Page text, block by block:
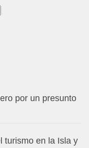
por un presunto
turismo en la Isla y